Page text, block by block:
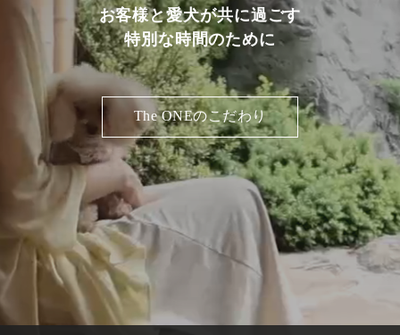
お客様と愛犬が共に過ごす
特別な時間のために
The ONEのこだわり